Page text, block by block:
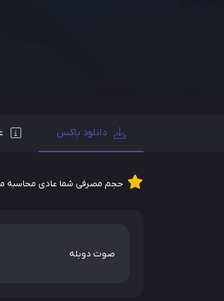
دانلود باکس
حجم مصرفی شما عادی محاسبه
صوت دوبله